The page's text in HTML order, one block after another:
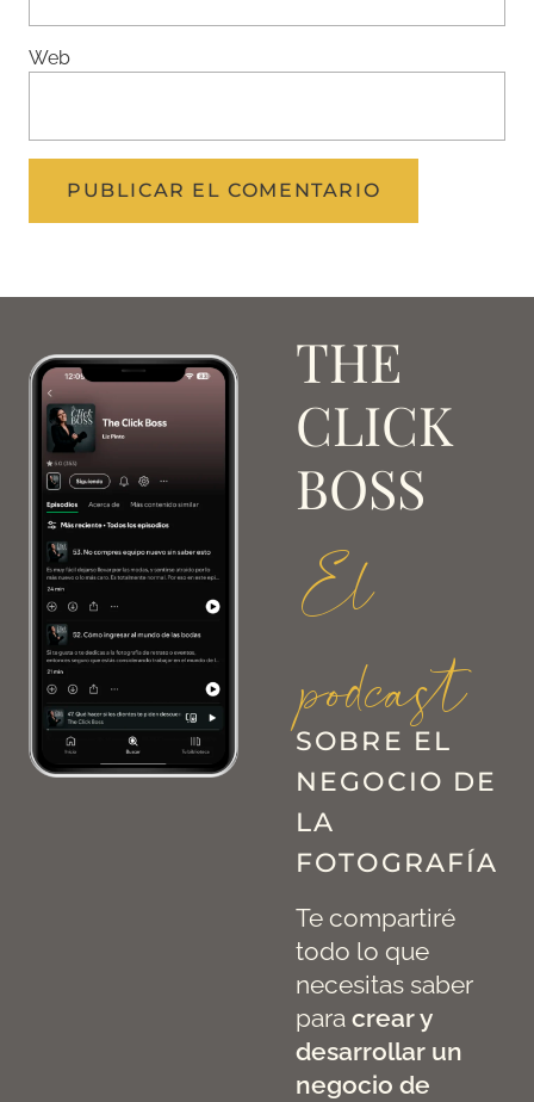
Web
THE
CLICK
BOSS
El
podcast
SOBRE EL
NEGOCIO DE
LA
FOTOGRAFÍA
Te compartiré
todo lo que
necesitas saber
para crear y
desarrollar un
negocio de